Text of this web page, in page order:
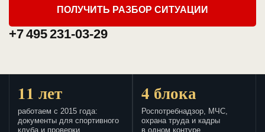
ПОЛУЧИТЬ РАЗБОР СИТУАЦИИ
+7 495 231-03-29
11 лет
работаем с 2015 года:
документы для спортивного
клуба и проверки
4 блока
Роспотребнадзор, МЧС,
охрана труда и кадры
в одном контуре